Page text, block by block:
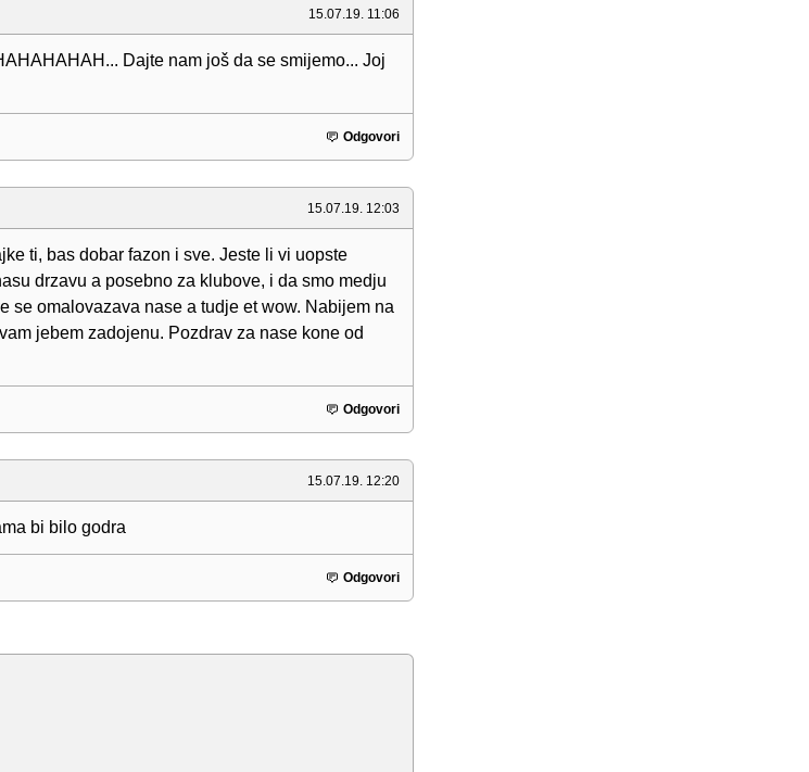
15.07.19. 11:06
Dajte nam još da se smijemo... Joj
Odgovori
15.07.19. 12:03
ti, bas dobar fazon i sve. Jeste li vi uopste
drzavu a posebno za klubove, i da smo medju
se omalovazava nase a tudje et wow. Nabijem na
jebem zadojenu. Pozdrav za nase kone od
Odgovori
15.07.19. 12:20
bi bilo godra
Odgovori